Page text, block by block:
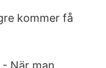
kommer få
- När man